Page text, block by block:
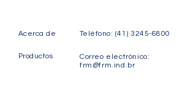
Acerca de Teléfono: (41) 3245-6800
Productos
Correo electrónico:
frm@frm.ind.br